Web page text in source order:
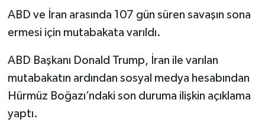
ABD ve İran arasında 107 gün süren savaşın sona
ermesi için mutabakata varıldı.
ABD Başkanı Donald Trump, İran ile varılan
mutabakatın ardından sosyal medya hesabından
Hürmüz Boğazı’ndaki son duruma ilişkin açıklama
yaptı.